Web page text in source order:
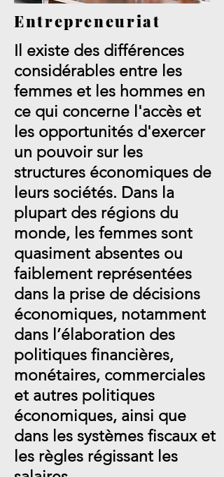
Entrepreneuriat
Il existe des différences
considérables entre les
femmes et les hommes en
ce qui concerne l'accès et
les opportunités d'exercer
un pouvoir sur les
structures économiques de
leurs sociétés. Dans la
plupart des régions du
monde, les femmes sont
quasiment absentes ou
faiblement représentées
dans la prise de décisions
économiques, notamment
dans l’élaboration des
politiques financières,
monétaires, commerciales
et autres politiques
économiques, ainsi que
dans les systèmes fiscaux et
les règles régissant les